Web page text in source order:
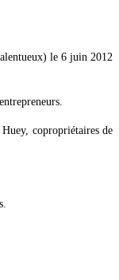
le 6 juin 2012
copropriétaires de